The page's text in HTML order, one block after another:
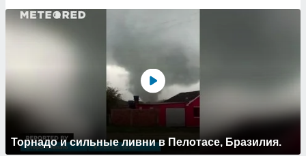
Торнадо и сильные ливни в Пелотасе, Бразилия.